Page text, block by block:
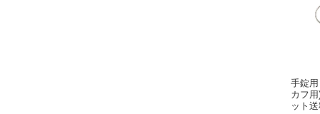
手錠
カフ
ット